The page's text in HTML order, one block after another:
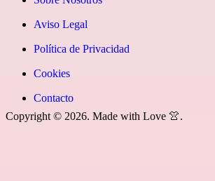
Copyright © 2026. Made with Love 👚.
youtube»]
News
icon=»fa
fa-
rss»]
Aviso Legal
Política de Privacidad
Cookies
Contacto